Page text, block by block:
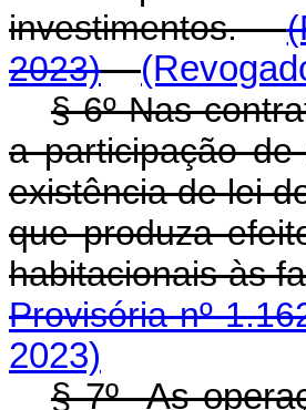
investimentos.
2023)
§ 6º Nas
a participação
existência de lei
que produza
habitacionais
Provisória nº
2023)
§ 7º As